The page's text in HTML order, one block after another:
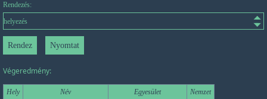
Rendezés:
Végeredmény:
Hely Név Egyesület Nemzet